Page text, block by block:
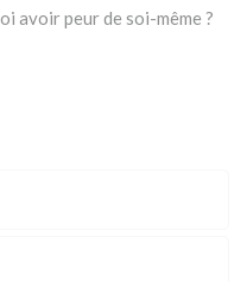
avoir peur de soi-même ?